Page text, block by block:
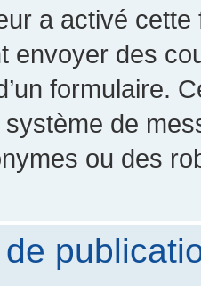
a activé
envoyer des
formulaire.
de
ou des